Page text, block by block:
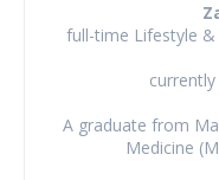
full-time Lifestyle
A graduate from
Medicine